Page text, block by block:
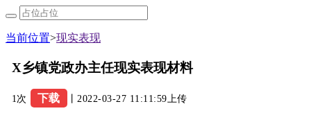
当前位置>现实表现
X乡镇党政办主任现实表现材料
1次 下载 丨2022-03-27 11:11:59上传